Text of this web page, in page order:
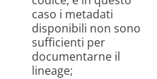
caso i metadati
disponibili non sono
sufficienti per
documentarne il
lineage;